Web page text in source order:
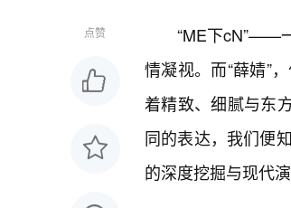
点赞
“ME下cN”——
情凝视。而“薛婧”
着精致、细腻与东
同的表达，我们便
的深度挖掘与现代演